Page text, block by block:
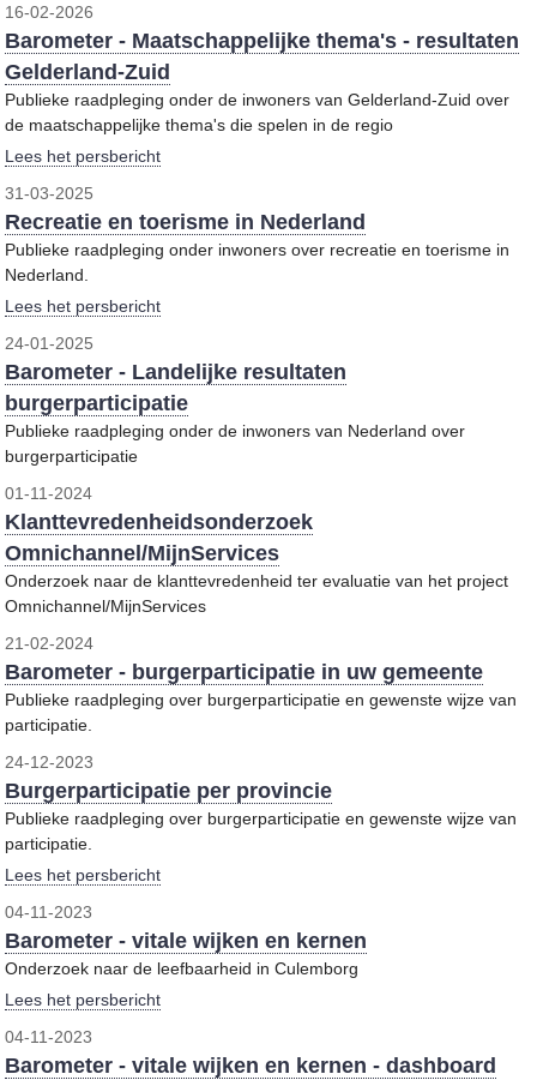
16-02-2026
Barometer - Maatschappelijke thema's - resultaten
Gelderland-Zuid
Publieke raadpleging onder de inwoners van Gelderland-Zuid over
de maatschappelijke thema's die spelen in de regio
Lees het persbericht
31-03-2025
Recreatie en toerisme in Nederland
Publieke raadpleging onder inwoners over recreatie en toerisme in
Nederland.
Lees het persbericht
24-01-2025
Barometer - Landelijke resultaten
burgerparticipatie
Publieke raadpleging onder de inwoners van Nederland over
burgerparticipatie
01-11-2024
Klanttevredenheidsonderzoek
Omnichannel/MijnServices
Onderzoek naar de klanttevredenheid ter evaluatie van het project
Omnichannel/MijnServices
21-02-2024
Barometer - burgerparticipatie in uw gemeente
Publieke raadpleging over burgerparticipatie en gewenste wijze van
participatie.
24-12-2023
Burgerparticipatie per provincie
Publieke raadpleging over burgerparticipatie en gewenste wijze van
participatie.
Lees het persbericht
04-11-2023
Barometer - vitale wijken en kernen
Onderzoek naar de leefbaarheid in Culemborg
Lees het persbericht
04-11-2023
Barometer - vitale wijken en kernen - dashboard